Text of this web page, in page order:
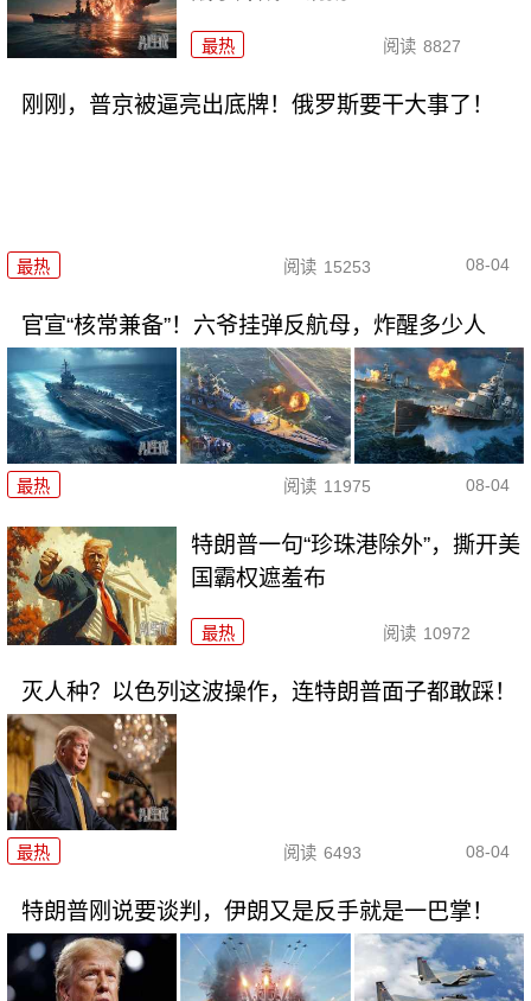
最热 阅读 8827
刚刚，普京被逼亮出底牌！俄罗斯要干大事了！
最热 阅读 15253 08-04
官宣“核常兼备”！六爷挂弹反航母，炸醒多少人
最热 阅读 11975 08-04
特朗普一句“珍珠港除外”，撕开美
国霸权遮羞布
最热 阅读 10972
灭人种？以色列这波操作，连特朗普面子都敢踩！
最热 阅读 6493 08-04
特朗普刚说要谈判，伊朗又是反手就是一巴掌！